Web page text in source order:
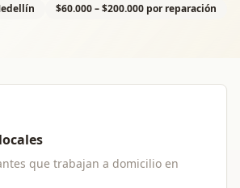
$60.000 – $200.000 por reparación
que trabajan a domicilio en